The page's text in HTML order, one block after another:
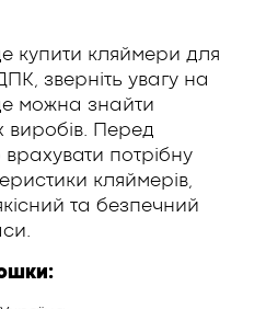
купити кляймери для
зверніть увагу на
можна знайти
виробів. Перед
потрібну
кляймерів,
та безпечний